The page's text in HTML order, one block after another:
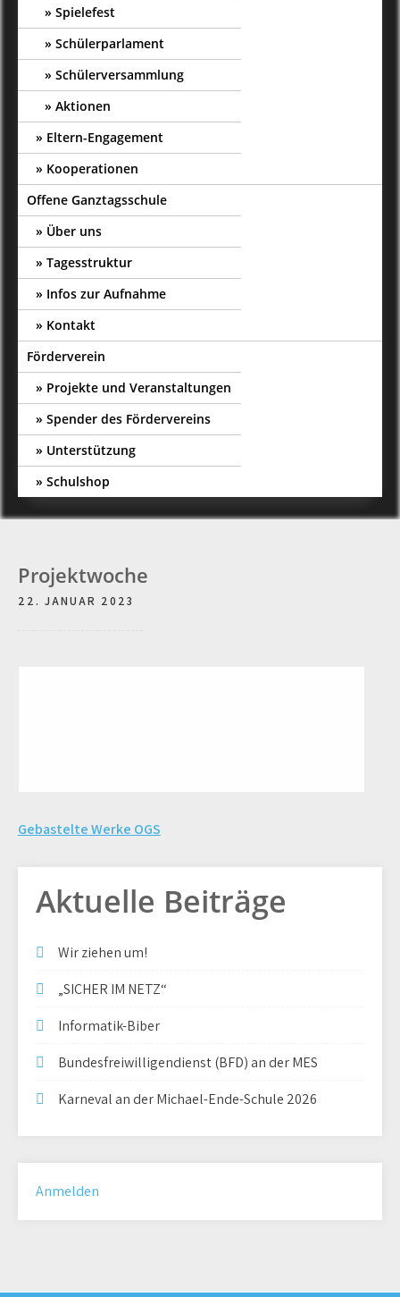
Spielefest
Schülerparlament
Schülerversammlung
Aktionen
Eltern-Engagement
Kooperationen
Offene Ganztagsschule
Über uns
Tagesstruktur
Infos zur Aufnahme
Kontakt
Förderverein
Projekte und Veranstaltungen
Spender des Fördervereins
Unterstützung
Schulshop
Projektwoche
22. JANUAR 2023
Beitragsnavigation
Gebastelte Werke OGS
Aktuelle Beiträge
Wir ziehen um!
„SICHER IM NETZ“
Informatik-Biber
Bundesfreiwilligendienst (BFD) an der MES
Karneval an der Michael-Ende-Schule 2026
Anmelden